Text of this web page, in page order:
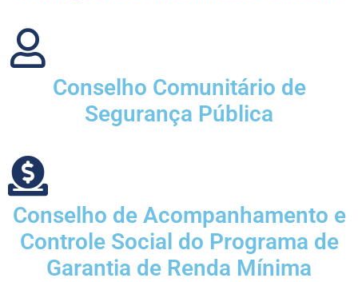
Conselho Comunitário de
Segurança Pública
Conselho de Acompanhamento e
Controle Social do Programa de
Garantia de Renda Mínima